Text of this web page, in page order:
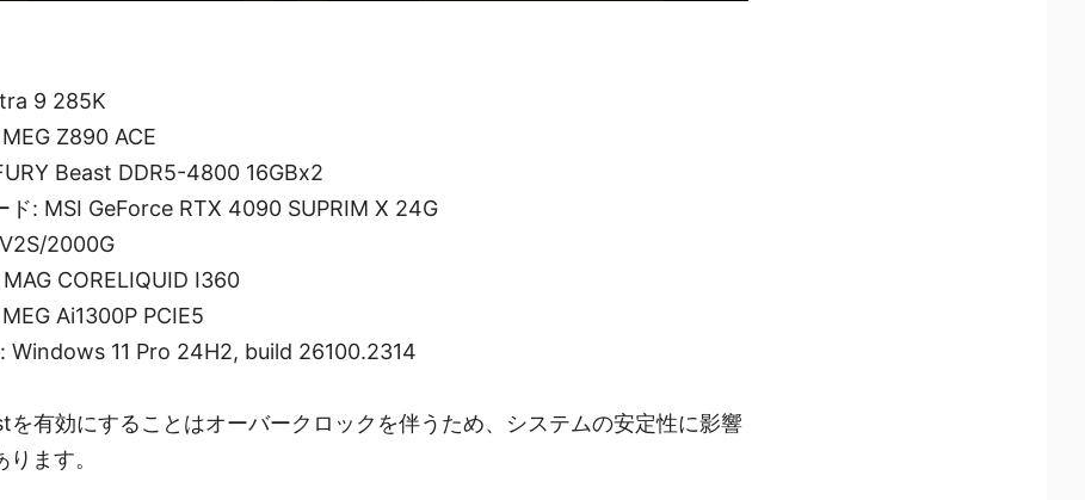
9 285K
Z890 ACE
Beast DDR5-4800 16GBx2
ド: MSI GeForce RTX 4090 SUPRIM X 24G
2000G
CORELIQUID I360
Ai1300P PCIE5
Windows 11 Pro 24H2, build 26100.2314
有効にすることはオーバークロックを伴うため、システムの安定性に影響
ます。